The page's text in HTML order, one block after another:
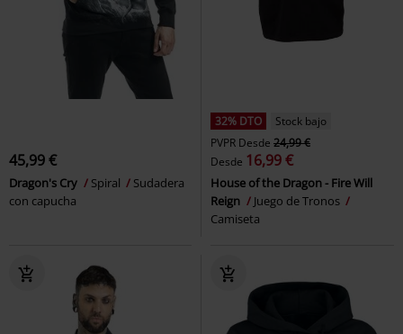
45,99 €
Dragon's Cry Spiral
Sudadera
con capucha
32% DTO
Stock bajo
PVPR Desde 24,99 €
Desde 16,99 €
House of the Dragon - Fire Will
Reign
Juego de Tronos
Camiseta